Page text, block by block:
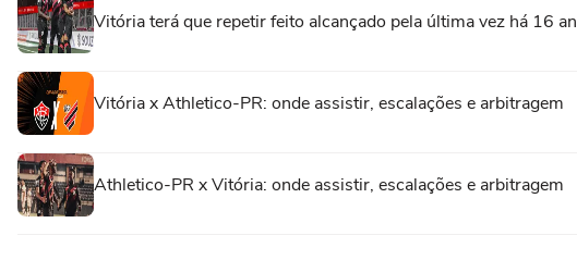
Vitória terá que repetir feito alcançado pela última vez há 16
Vitória x Athletico-PR: onde assistir, escalações e arbitragem
Athletico-PR x Vitória: onde assistir, escalações e arbitragem